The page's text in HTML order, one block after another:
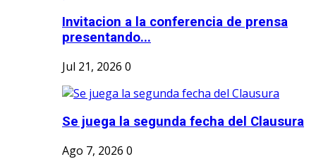
Invitacion a la conferencia de prensa
presentando...
Jul 21, 2026 0
Se juega la segunda fecha del Clausura
Ago 7, 2026 0